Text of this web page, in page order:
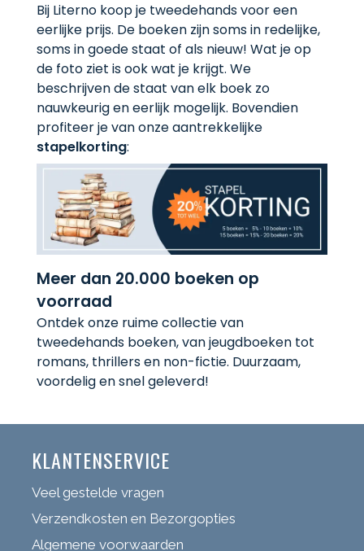
Bij Literno koop je tweedehands voor een
eerlijke prijs. De boeken zijn soms in redelijke,
soms in goede staat of als nieuw! Wat je op
de foto ziet is ook wat je krijgt. We
beschrijven de staat van elk boek zo
nauwkeurig en eerlijk mogelijk. Bovendien
profiteer je van onze aantrekkelijke
stapelkorting:
Meer dan 20.000 boeken op
voorraad
Ontdek onze ruime collectie van
tweedehands boeken, van jeugdboeken tot
romans, thrillers en non-fictie. Duurzaam,
voordelig en snel geleverd!
KLANTENSERVICE
Veel gestelde vragen
Verzendkosten en Bezorgopties
Algemene voorwaarden